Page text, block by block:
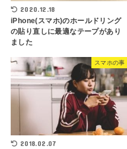
2020.12.18
iPhone(スマホ)のホールドリング
の貼り直しに最適なテープがあり
ました
スマホの事
2018.02.07